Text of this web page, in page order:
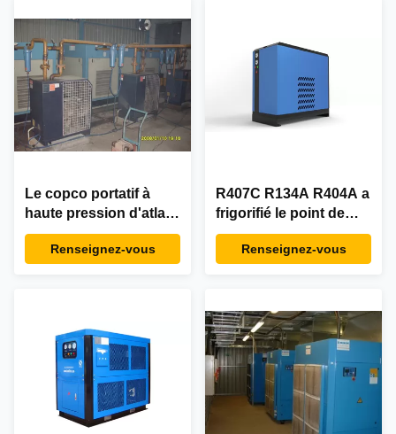
Le copco portatif à
haute pression d'atlas
a frigorifié des
séchoirs à air pour les
Renseignez-vous
R407C R134A R404A a
frigorifié le point de
condensation de
dessiccateur d'air 3-
comprimé
Renseignez-vous